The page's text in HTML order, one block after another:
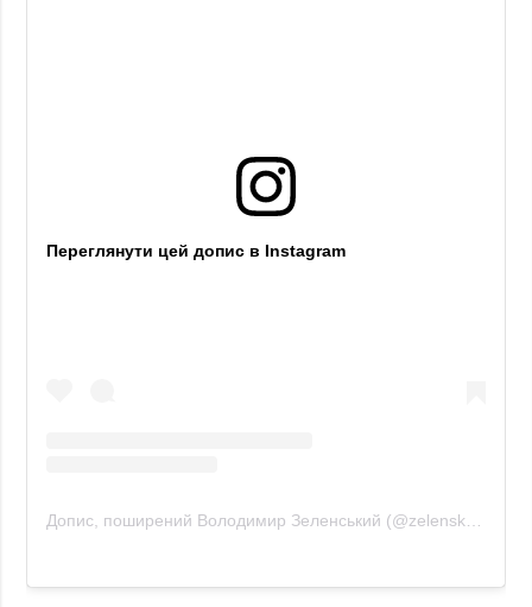
Переглянути цей допис в Instagram